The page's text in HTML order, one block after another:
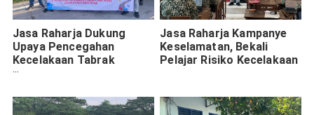
Jasa Raharja Dukung
Upaya Pencegahan
Kecelakaan Tabrak
Belakang di Tol Gempol
Jasa Raharja Kampanye
Keselamatan, Bekali
Pelajar Risiko Kecelakaan